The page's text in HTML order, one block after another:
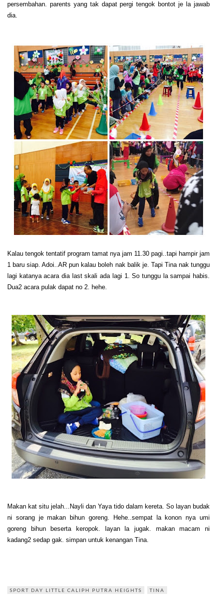
persembahan. parents yang tak dapat pergi tengok bontot je la jawab
dia.
Kalau tengok tentatif program tamat nya jam 11.30 pagi..tapi hampir jam
1 baru siap. Adoi..AR pun kalau boleh nak balik je. Tapi Tina nak tunggu
lagi katanya acara dia last skali ada lagi 1. So tunggu la sampai habis.
Dua2 acara pulak dapat no 2. hehe.
Makan kat situ jelah...Nayli dan Yaya tido dalam kereta. So layan budak
ni sorang je makan bihun goreng. Hehe..sempat la konon nya umi
goreng bihun beserta keropok. layan la jugak. makan macam ni
kadang2 sedap gak. simpan untuk kenangan Tina.
SPORT DAY LITTLE CALIPH PUTRA HEIGHTS TINA